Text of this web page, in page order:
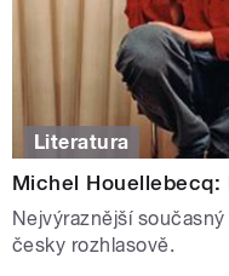
Literatura
Michel Houellebecq:
Nejvýraznější
česky rozhlasově.